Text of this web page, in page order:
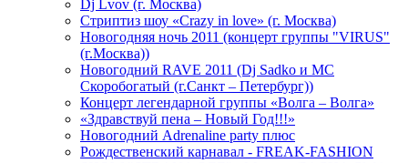
Dj Lvov (г. Москва)
Стриптиз шоу «Crazy in love» (г. Москва)
Новогодняя ночь 2011 (концерт группы "VIRUS"
(г.Москва))
Новогодний RAVE 2011 (Dj Sadko и MC
Скоробогатый (г.Санкт – Петербург))
Концерт легендарной группы «Волга – Волга»
«Здравствуй пена – Новый Год!!!»
Новогодний Adrenaline party плюс
Рождественский карнавал - FREAK-FASHION